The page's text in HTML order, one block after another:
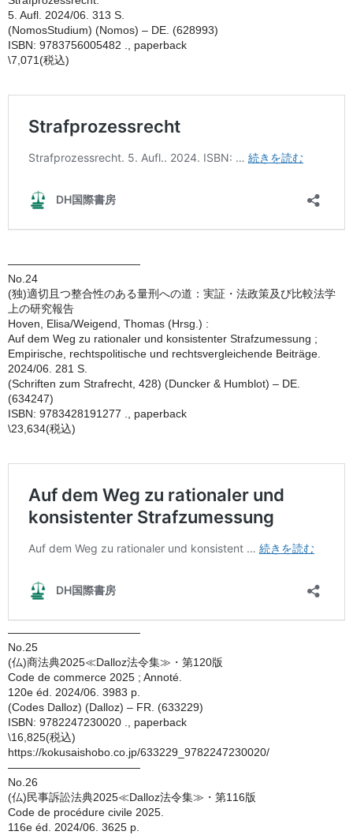
5. Aufl. 2024/06. 313 S.
(NomosStudium) (Nomos) – DE. (628993)
ISBN: 9783756005482 ., paperback
\7,071(税込)
————————————
No.24
(独)適切且つ整合性のある量刑への道：実証・法政策及び比較法学
上の研究報告
Hoven, Elisa/Weigend, Thomas (Hrsg.) :
Auf dem Weg zu rationaler und konsistenter Strafzumessung ;
Empirische, rechtspolitische und rechtsvergleichende Beiträge.
2024/06. 281 S.
(Schriften zum Strafrecht, 428) (Duncker & Humblot) – DE.
(634247)
ISBN: 9783428191277 ., paperback
\23,634(税込)
————————————
No.25
(仏)商法典2025≪Dalloz法令集≫・第120版
Code de commerce 2025 ; Annoté.
120e éd. 2024/06. 3983 p.
(Codes Dalloz) (Dalloz) – FR. (633229)
ISBN: 9782247230020 ., paperback
\16,825(税込)
https://kokusaishobo.co.jp/633229_9782247230020/
————————————
No.26
(仏)民事訴訟法典2025≪Dalloz法令集≫・第116版
Code de procédure civile 2025.
116e éd. 2024/06. 3625 p.